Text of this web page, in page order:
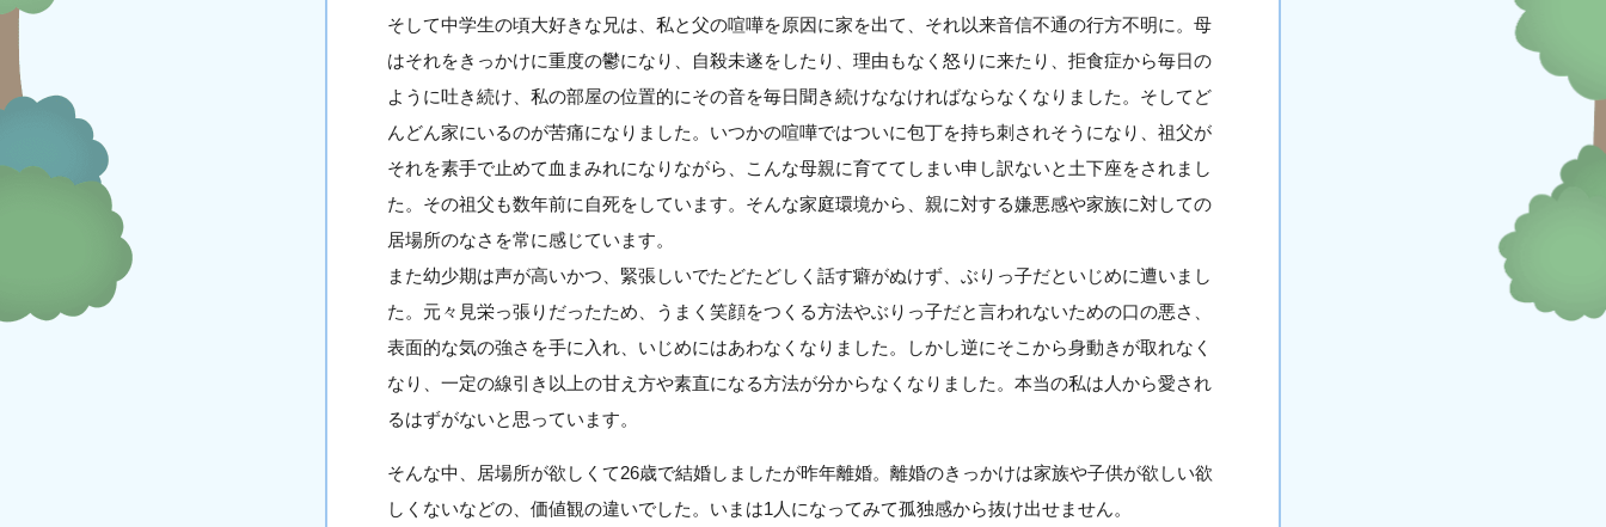
そして中学生の頃大好きな兄は、私と父の喧嘩を原因に家を出て、それ以来音信不通の行方不明に。母
はそれをきっかけに重度の鬱になり、自殺未遂をしたり、理由もなく怒りに来たり、拒食症から毎日の
ように吐き続け、私の部屋の位置的にその音を毎日聞き続けななければならなくなりました。そしてど
んどん家にいるのが苦痛になりました。いつかの喧嘩ではついに包丁を持ち刺されそうになり、祖父が
それを素手で止めて血まみれになりながら、こんな母親に育ててしまい申し訳ないと土下座をされまし
た。その祖父も数年前に自死をしています。そんな家庭環境から、親に対する嫌悪感や家族に対しての
居場所のなさを常に感じています。
また幼少期は声が高いかつ、緊張しいでたどたどしく話す癖がぬけず、ぶりっ子だといじめに遭いまし
た。元々見栄っ張りだったため、うまく笑顔をつくる方法やぶりっ子だと言われないための口の悪さ、
表面的な気の強さを手に入れ、いじめにはあわなくなりました。しかし逆にそこから身動きが取れなく
なり、一定の線引き以上の甘え方や素直になる方法が分からなくなりました。本当の私は人から愛され
るはずがないと思っています。
そんな中、居場所が欲しくて26歳で結婚しましたが昨年離婚。離婚のきっかけは家族や子供が欲しい欲
しくないなどの、価値観の違いでした。いまは1人になってみて孤独感から抜け出せません。